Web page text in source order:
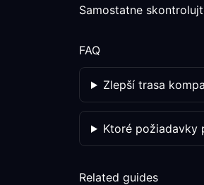
Samostatne
FAQ
Zlepší trasa
Ktoré požiadavky
Related guides